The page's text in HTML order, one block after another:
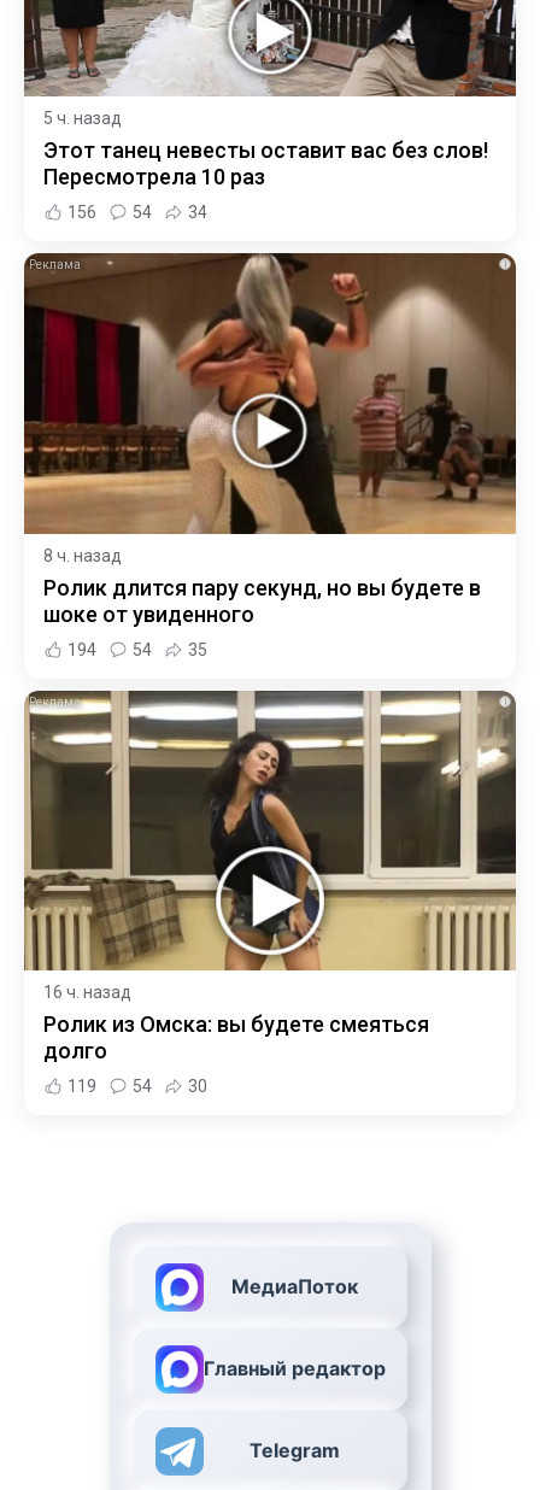
5 ч. назад
Этот танец невесты оставит вас без слов!
Пересмотрела 10 раз
156 54 34
i
8 ч. назад
Ролик длится пару секунд, но вы будете в
шоке от увиденного
194 54 35
i
16 ч. назад
Ролик из Омска: вы будете смеяться
долго
119 54 30
МедиаПоток
Главный редактор
Telegram